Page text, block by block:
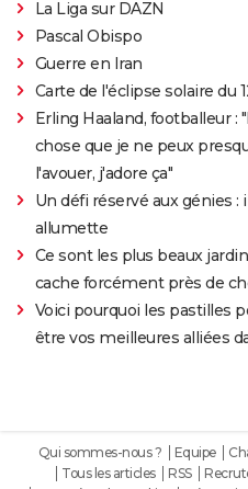
La Liga sur DAZN
Pascal Obispo
Guerre en Iran
Carte de l'éclipse solaire du
Erling Haaland, footballeur
chose que je ne peux
l'avouer, j'adore ça"
Un défi réservé aux génies
allumette
Ce sont les plus beaux
cache forcément près de
Voici pourquoi les pastilles
être vos meilleures alliées
Qui sommes-nous ? Equipe
Tous les articles
RSS